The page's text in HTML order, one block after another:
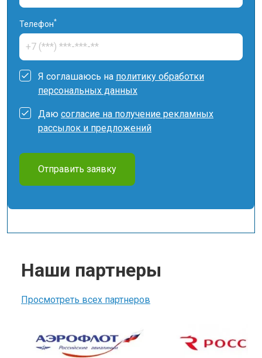
Телефон*
Я соглашаюсь на политику обработки
персональных данных
Даю согласие на получение рекламных
рассылок и предложений
Отправить заявку
Наши партнеры
Просмотреть всех партнеров